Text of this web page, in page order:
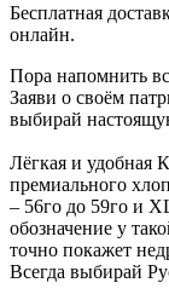
Бесплатная
онлайн.
Пора напомнить
Заяви о своём
выбирай
Лёгкая и удобная
премиального
– 56го до 59го и
обозначение у
точно покажет
Всегда выбирай